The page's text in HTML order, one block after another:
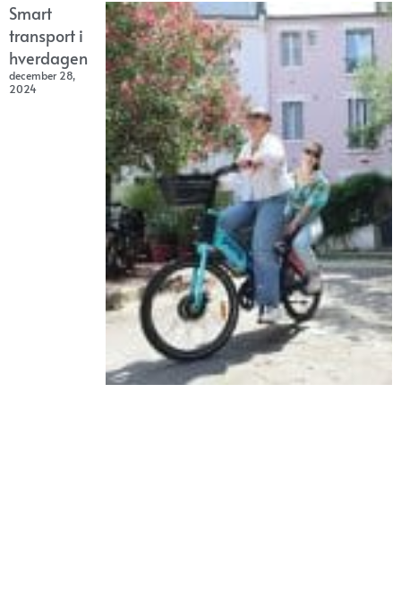
Smart
transport i
hverdagen
december 28,
2024